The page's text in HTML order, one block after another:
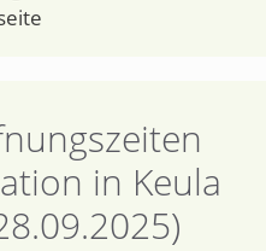
in Keula